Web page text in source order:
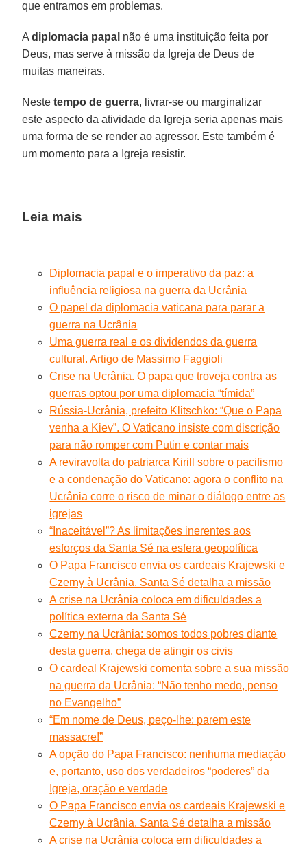
que entramos em problemas.
Adiplomacia papal não é uma instituição feita por
Deus, mas serve à missão da Igreja de Deus de
muitas maneiras.
Nestetempo de guerra, livrar-se ou marginalizar
este aspecto da atividade da Igreja seria apenas mais
uma forma de se render ao agressor. Este também é
um momento para a Igreja resistir.
Leia mais
Diplomacia papal e o imperativo da paz: a
influência religiosa na guerra da Ucrânia
O papel da diplomacia vaticana para parar a
guerra na Ucrânia
Uma guerra real e os dividendos da guerra
cultural. Artigo de Massimo Faggioli
Crise na Ucrânia. O papa que troveja contra as
guerras optou por uma diplomacia “tímida”
Rússia-Ucrânia, prefeito Klitschko: “Que o Papa
venha a Kiev”. O Vaticano insiste com discrição
para não romper com Putin e contar mais
A reviravolta do patriarca Kirill sobre o pacifismo
e a condenação do Vaticano: agora o conflito na
Ucrânia corre o risco de minar o diálogo entre as
igrejas
“Inaceitável”? As limitações inerentes aos
esforços da Santa Sé na esfera geopolítica
O Papa Francisco envia os cardeais Krajewski e
Czerny à Ucrânia. Santa Sé detalha a missão
A crise na Ucrânia coloca em dificuldades a
política externa da Santa Sé
Czerny na Ucrânia: somos todos pobres diante
desta guerra, chega de atingir os civis
O cardeal Krajewski comenta sobre a sua missão
na guerra da Ucrânia: “Não tenho medo, penso
no Evangelho”
“Em nome de Deus, peço-lhe: parem este
massacre!”
A opção do Papa Francisco: nenhuma mediação
e, portanto, uso dos verdadeiros “poderes” da
Igreja, oração e verdade
O Papa Francisco envia os cardeais Krajewski e
Czerny à Ucrânia. Santa Sé detalha a missão
A crise na Ucrânia coloca em dificuldades a